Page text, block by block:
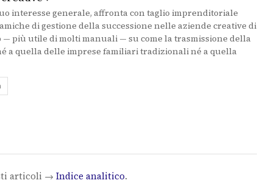
interesse generale, affronta con taglio imprenditoriale
di gestione della successione nelle aziende creative di
— più utile di molti manuali — su come la trasmissione della
a quella delle imprese familiari tradizionali né a quella
articoli → Indice analitico.